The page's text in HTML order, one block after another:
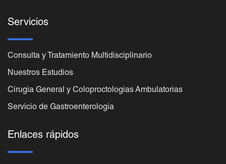
Servicios
Consulta y Tratamiento Multidisciplinario
Nuestros Estudios
Cirugia General y Coloproctologias Ambulatorias
Servicio de Gastroenterologia
Enlaces rápidos